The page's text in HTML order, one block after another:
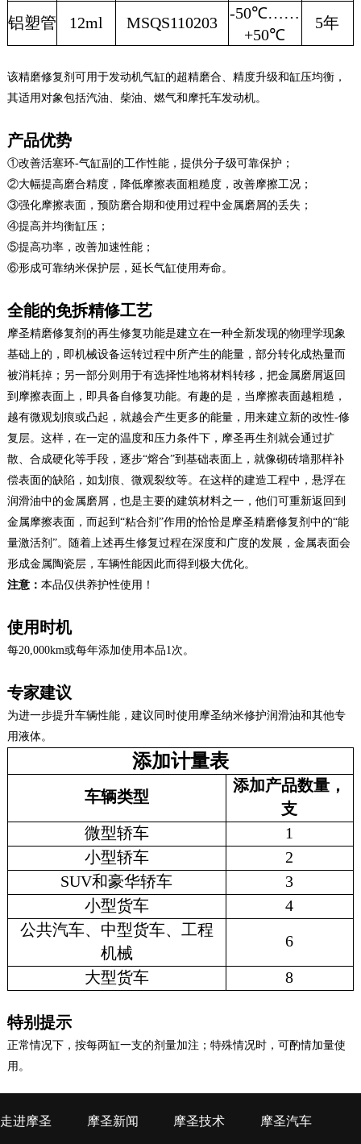
铝塑管 12ml MSQS110203
-50℃……
+50℃
5年
该精磨修复剂可用于发动机气缸的超精磨合、精度升级和缸压均衡，
其适用对象包括汽油、柴油、燃气和摩托车发动机。
产品优势
①改善活塞环-气缸副的工作性能，提供分子级可靠保护；
②大幅提高磨合精度，降低摩擦表面粗糙度，改善摩擦工况；
③强化摩擦表面，预防磨合期和使用过程中金属磨屑的丢失；
④提高并均衡缸压；
⑤提高功率，改善加速性能；
⑥形成可靠纳米保护层，延长气缸使用寿命。
全能的免拆精修工艺
摩圣精磨修复剂的再生修复功能是建立在一种全新发现的物理学现象
基础上的，即机械设备运转过程中所产生的能量，部分转化成热量而
被消耗掉；另一部分则用于有选择性地将材料转移，把金属磨屑返回
到摩擦表面上，即具备自修复功能。有趣的是，当摩擦表面越粗糙，
越有微观划痕或凸起，就越会产生更多的能量，用来建立新的改性-修
复层。这样，在一定的温度和压力条件下，摩圣再生剂就会通过扩
散、合成硬化等手段，逐步“熔合”到基础表面上，就像砌砖墙那样补
偿表面的缺陷，如划痕、微观裂纹等。在这样的建造工程中，悬浮在
润滑油中的金属磨屑，也是主要的建筑材料之一，他们可重新返回到
金属摩擦表面，而起到“粘合剂”作用的恰恰是摩圣精磨修复剂中的“能
量激活剂”。随着上述再生修复过程在深度和广度的发展，金属表面会
形成金属陶瓷层，车辆性能因此而得到极大优化。
注意： 本品仅供养护性使用！
使用时机
每20,000km或每年添加使用本品1次。
专家建议
为进一步提升车辆性能，建议同时使用摩圣纳米修护润滑油和其他专
用液体。
添加计量表
车辆类型
添加产品数量，
支
微型轿车
1
小型轿车
2
SUV和豪华轿车
3
小型货车
4
公共汽车、中型货车、工程
机械
6
大型货车 8
特别提示
正常情况下，按每两缸一支的剂量加注；特殊情况时，可酌情加量使
用。
走进摩圣 摩圣新闻 摩圣技术 摩圣汽车